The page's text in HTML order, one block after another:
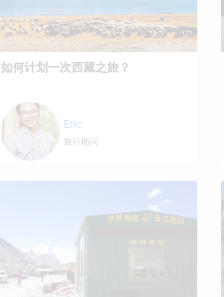
如何计划一次西藏之旅？
Eric
旅行顾问